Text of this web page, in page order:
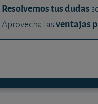
Resolvemos tus dudas
Aprovecha lasventajas